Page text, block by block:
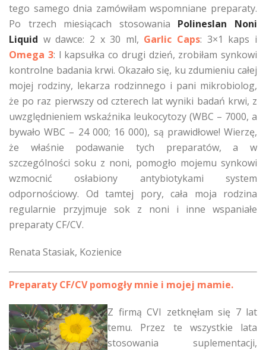
tego samego dnia zamówiłam wspomniane preparaty.
Po trzech miesiącach stosowania Polineslan Noni
Liquid w dawce: 2 x 30 ml, Garlic Caps: 3×1 kaps i
Omega 3: l kapsułka co drugi dzień, zrobiłam synkowi
kontrolne badania krwi. Okazało się, ku zdumieniu całej
mojej rodziny, lekarza rodzinnego i pani mikrobiolog,
że po raz pierwszy od czterech lat wyniki badań krwi, z
uwzględnieniem wskaźnika leukocytozy (WBC – 7000, a
bywało WBC – 24 000; 16 000), są prawidłowe! Wierzę,
że właśnie podawanie tych preparatów, a w
szczególności soku z noni, pomogło mojemu synkowi
wzmocnić osłabiony antybiotykami system
odpornościowy. Od tamtej pory, cała moja rodzina
regularnie przyjmuje sok z noni i inne wspaniałe
preparaty CF/CV.
Renata Stasiak, Kozienice
Preparaty CF/CV pomogły mnie i mojej mamie.
Z firmą CVI zetknęłam się 7 lat
temu. Przez te wszystkie lata
stosowania suplementacji,